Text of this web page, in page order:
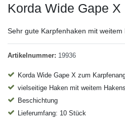
Korda Wide Gape
Sehr gute Karpfenhaken mit weitem
Artikelnummer: 19936
Korda Wide Gape X zum
vielseitige Haken mit weitem
Beschichtung
Lieferumfang: 10 Stück